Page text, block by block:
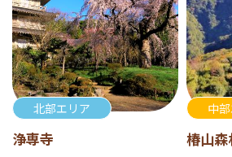
北部エリア
浄専寺
中
椿山森